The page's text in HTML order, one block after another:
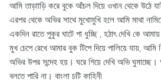
আমি তাড়াাড়ি করে বুকে আঁচল দিয়ে ওখান থেকে উঠে
এরপর থেকে অভির সাথে মুখোমুখি হলে আমি মাথা
একদিন রাতে পুকুর ঘাটে পা ধুচ্ছি , হঠাৎ দেখি কে
মুখ চেপে রেখে আমার বুক টিপে দিয়ে পালিয়ে যায়,
অভির উপর সন্দেহ হয়। ঘরে গিয়ে দেখি অভি
বলতে পারি না। বাংলা চটি কাহিনী